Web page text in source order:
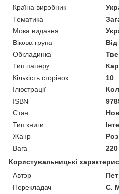
Країна виробник
Тематика
Мова видання
Вікова група
Від
Обкладинка
Тип паперу
Кількість сторінок
10
Ілюстрації
ISBN
Стан
Тип книги
Жанр
Вага
220
Користувальницькі
Автор
Перекладач
С.